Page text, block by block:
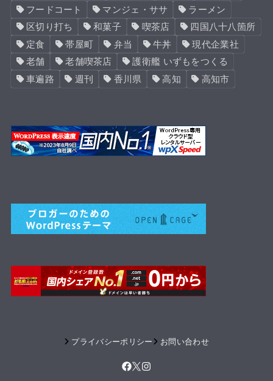
フードコート
マンジェ・ササ
ラーメン
区切り打ち
和菓子 喫茶店
四国八十八箇所
定食
帯屋町 弁当 牛丼
現代企業社
老舗
老舗喫茶店
護衛艦 いずもをつくる
車遍路
週刊 香川県 高知 高知市
プライバシーポリシー お問い合わせ